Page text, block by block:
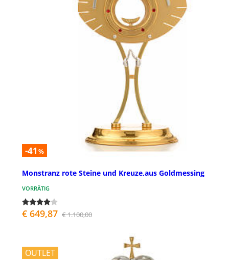
-41 %
Monstranz rote Steine und Kreuze,aus Goldmessing
VORRÄTIG
€ 649,87 € 1.100,00
OUTLET